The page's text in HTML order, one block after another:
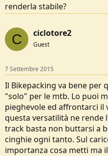
renderla stabile?
C ciclotore2
Guest
7 Settembre 2015
Il Bikepacking va bene per
"solo" per le mtb. Lo puoi
pieghevole ed affrontarci il
questa versatilità ne rende
track basta non buttarsi a
cinghie ogni tanto. Sul
importanza cosa metti ma